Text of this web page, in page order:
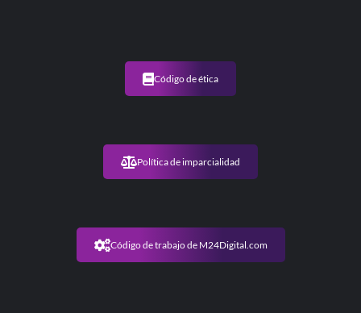
Código de ética
Política de imparcialidad
Código de trabajo de M24Digital.com